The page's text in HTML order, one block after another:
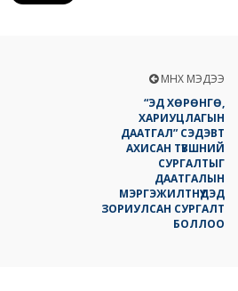
ӨМНӨХ МЭДЭЭ
“ЭД ХӨРӨНГӨ,
ХАРИУЦЛАГЫН
ДААТГАЛ” СЭДЭВТ
АХИСАН ТҮВШНИЙ
СУРГАЛТЫГ
ДААТГАЛЫН
МЭРГЭЖИЛТНҮҮДЭД
ЗОРИУЛСАН СУРГАЛТ
БОЛЛОО